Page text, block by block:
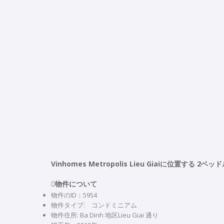
Vinhomes Metropolis Lieu Giaiに位置する 2ベッド
物件について
物件のID：5954
物件タイプ: コンドミニアム
物件住所: Ba Dinh 地区Lieu Giai 通り